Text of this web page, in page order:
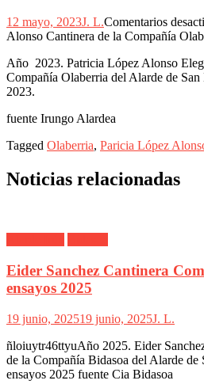
12 mayo, 2023J. L.Comentarios
Alonso Cantinera de la Compañía
Año 2023. Patricia López Alonso
Compañía Olaberria del Alarde de
2023.
fuente Irungo Alardea
Tagged Olaberria, Paricia López
Noticias relacionadas
Eider Sanchez Cantinera
ensayos 2025
19 junio, 202519 junio, 2025J. L.
ñloiuytr46ttyuAño 2025. Eider
de la Compañía Bidasoa del Alarde
ensayos 2025 fuente Cia Bidasoa